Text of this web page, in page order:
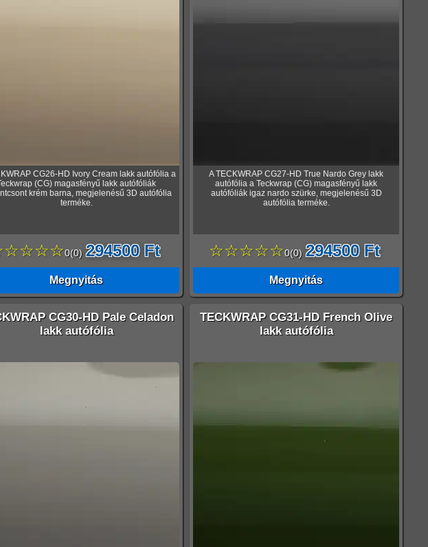
CG26-HD Ivory Cream lakk autófólia a
(CG) magasfényű lakk autófóliák
krém barna, megjelenésű 3D autófólia
terméke.
0(0) 294500 Ft
Megnyitás
A TECKWRAP CG27-HD True Nardo Grey lakk
autófólia a Teckwrap (CG) magasfényű lakk
autófóliák igaz nardo szürke, megjelenésű 3D
autófólia terméke.
☆☆☆☆☆0(0) 294500 Ft
Megnyitás
CG30-HD Pale Celadon
lakk autófólia
TECKWRAP CG31-HD French Olive
lakk autófólia